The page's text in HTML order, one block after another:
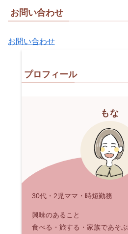
お問い合わせ
お問い合わせ
プロフィール
もな
30代・2児ママ・時短勤務
興味のあること
食べる・旅する・家族であそぶ